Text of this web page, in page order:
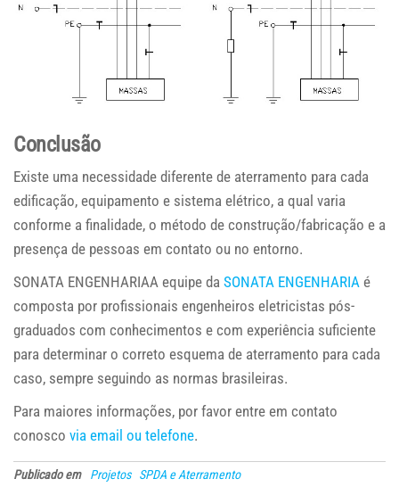
Conclusão
Existe uma necessidade diferente de aterramento para cada
edificação, equipamento e sistema elétrico, a qual varia
conforme a finalidade, o método de construção/fabricação e a
presença de pessoas em contato ou no entorno.
SONATA ENGENHARIAA equipe da SONATA ENGENHARIA é
composta por profissionais engenheiros eletricistas pós-
graduados com conhecimentos e com experiência suficiente
para determinar o correto esquema de aterramento para cada
caso, sempre seguindo as normas brasileiras.
Para maiores informações, por favor entre em contato
conosco via email ou telefone.
Publicado em Projetos
SPDA e Aterramento